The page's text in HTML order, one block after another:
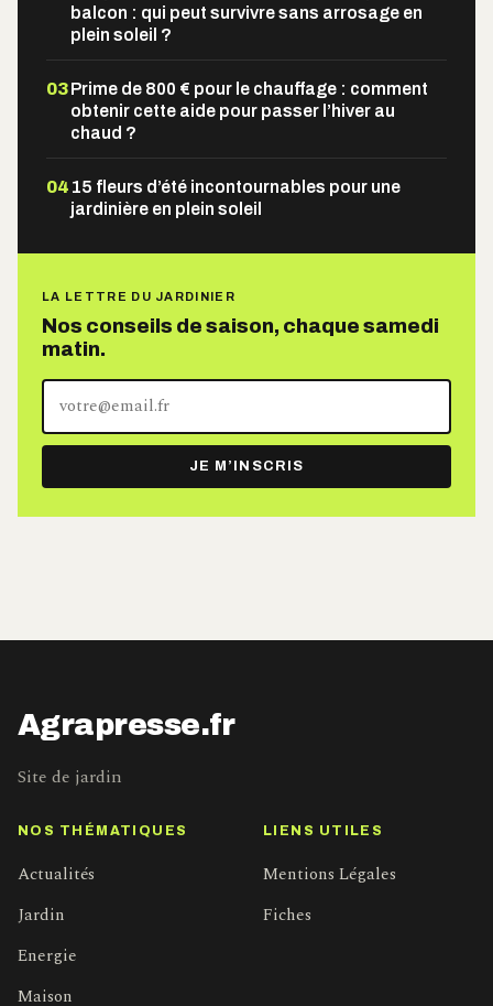
balcon : qui peut survivre sans arrosage en
plein soleil ?
03Prime de 800 € pour le chauffage : comment
obtenir cette aide pour passer l’hiver au
chaud ?
04 15 fleurs d’été incontournables pour une
jardinière en plein soleil
LA LETTRE DU JARDINIER
Nos conseils de saison, chaque samedi
matin.
Votre
adresse
e-
mail
JE M’INSCRIS
Agrapresse.fr
Site de jardin
NOS THÉMATIQUES
Actualités
Jardin
Energie
Maison
LIENS UTILES
Mentions Légales
Fiches